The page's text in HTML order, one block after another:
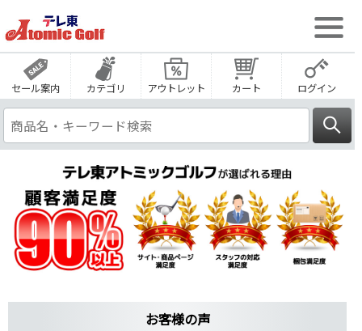
セール案内 カテゴリ アウトレット カート ログイン
お客様の声